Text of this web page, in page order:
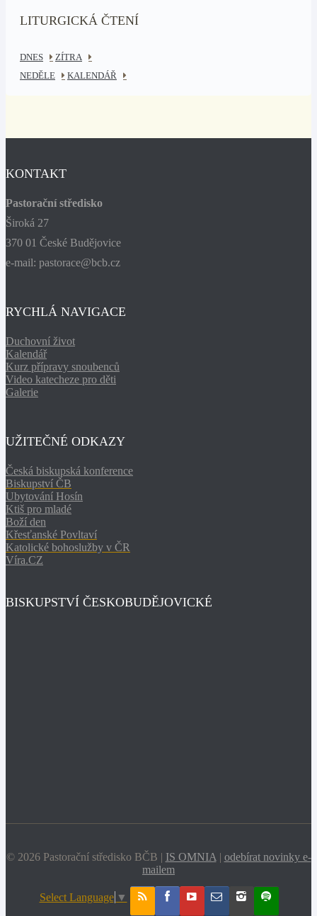
LITURGICKÁ ČTENÍ
DNES
ZÍTRA
NEDĚLE
KALENDÁŘ
KONTAKT
Pastorační středisko
Široká 27
370 01 České Budějovice
e-mail: pastorace@bcb.cz
RYCHLÁ NAVIGACE
Duchovní život
Kalendář
Kurz přípravy snoubenců
Video katecheze pro děti
Galerie
UŽITEČNÉ ODKAZY
Česká biskupská konference
Biskupství ČB
Ubytování Hosín
Ktiš pro mladé
Boží den
Křesťanské Povltaví
Katolické bohoslužby v ČR
Víra.CZ
BISKUPSTVÍ ČESKOBUDĚJOVICKÉ
© 2026 Pastorační středisko BČB | IS OMNIA | odebírat novinky e-
mailem
Select Language ▼